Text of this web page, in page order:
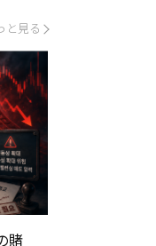
と見る
賭